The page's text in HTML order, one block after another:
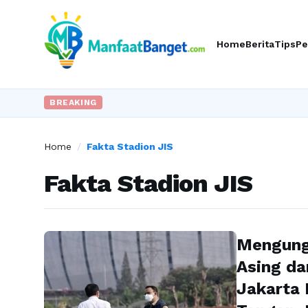
HomeBeritaTips
BREAKING
Home / Fakta Stadion JIS
Fakta Stadion JIS
Asing
Jakarta